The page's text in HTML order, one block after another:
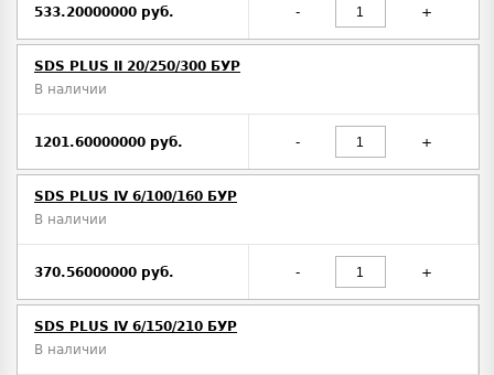
533.20000000 руб. - +
SDS PLUS II 20/250/300 БУР
В наличии
1201.60000000 руб. - +
SDS PLUS IV 6/100/160 БУР
В наличии
370.56000000 руб. - +
SDS PLUS IV 6/150/210 БУР
В наличии